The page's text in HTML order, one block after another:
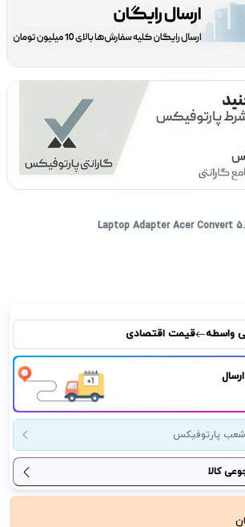
Laptop Adapter Acer Convert
واسطه قیمت اقتصادی
پارتوفیکس
کالا